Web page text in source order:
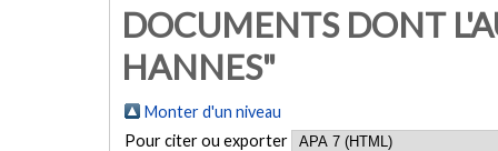
DOCUMENTS DONT
HANNES"
Monter d'un niveau
Pour citer ou exporter